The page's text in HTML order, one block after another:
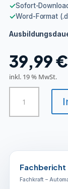
✓Sofort-
✓Word-Format
39,99€
inkl. 19 % MwSt.
Fachbericht
Fachkraft –